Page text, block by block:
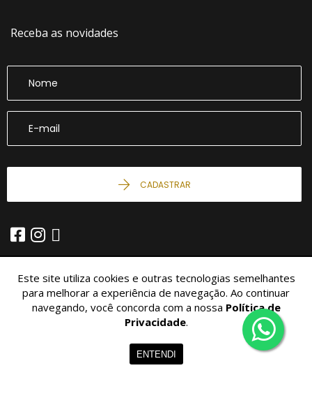
Imóveis Menu
Receba as novidades
CADASTRAR
© 2026 - Imobiliária São Miguel - 10.426.034/0001-04 -Todos os
Direitos Reservados.
Este site utiliza cookies e outras tecnologias semelhantes
para melhorar a experiência de navegação. Ao continuar
navegando, você concorda com a nossa Política de
Privacidade.
ENTENDI